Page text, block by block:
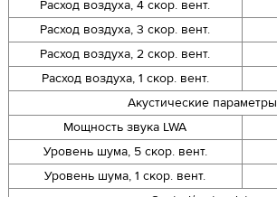
Расход воздуха, 4 скор. вент.
Расход воздуха, 3 скор. вент.
Расход воздуха, 2 скор. вент.
Расход воздуха, 1 скор. вент.
Акустические параметры
Мощность звука LWA
Уровень шума, 5 скор. вент.
Уровень шума, 1 скор. вент.